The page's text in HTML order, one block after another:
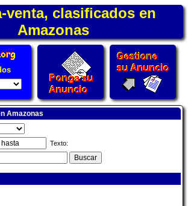
venta, clasificados en
Amazonas
Amazonas
Texto: